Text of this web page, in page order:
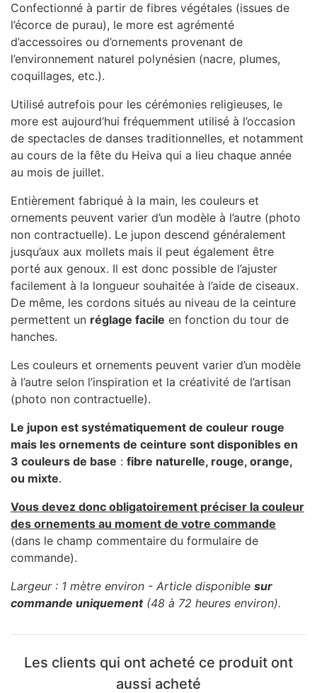
Confectionné à partir de fibres végétales (issues de
l’écorce de purau), le more est agrémenté
d’accessoires ou d’ornements provenant de
l’environnement naturel polynésien (nacre, plumes,
coquillages, etc.).
Utilisé autrefois pour les cérémonies religieuses, le
more est aujourd’hui fréquemment utilisé à l’occasion
de spectacles de danses traditionnelles, et notamment
au cours de la fête du Heiva qui a lieu chaque année
au mois de juillet.
Entièrement fabriqué à la main, les couleurs et
ornements peuvent varier d’un modèle à l’autre (photo
non contractuelle). Le jupon descend généralement
jusqu’aux aux mollets mais il peut également être
porté aux genoux. Il est donc possible de l’ajuster
facilement à la longueur souhaitée à l’aide de ciseaux.
De même, les cordons situés au niveau de la ceinture
permettent un réglage facile en fonction du tour de
hanches.
Les couleurs et ornements peuvent varier d’un modèle
à l’autre selon l’inspiration et la créativité de l’artisan
(photo non contractuelle).
Le jupon est systématiquement de couleur rouge
mais les ornements de ceinture sont disponibles en
3 couleurs de base : fibre naturelle, rouge, orange,
ou mixte.
Vous devez donc obligatoirement préciser la couleur
des ornements au moment de votre commande
(dans le champ commentaire du formulaire de
commande).
Largeur : 1 mètre environ - Article disponible sur
commande uniquement(48 à 72 heures environ).
Les clients qui ont acheté ce produit ont
aussi acheté